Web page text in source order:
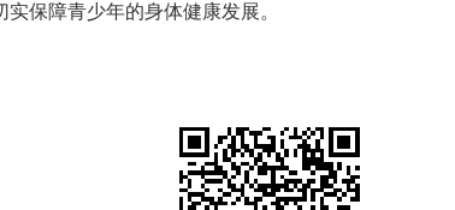
保障青少年的身体健康发展。